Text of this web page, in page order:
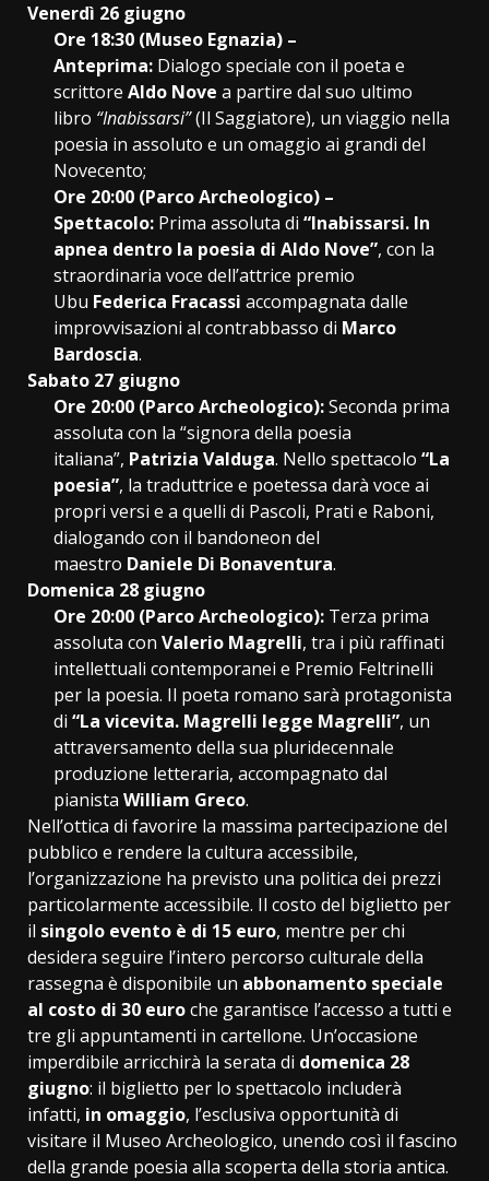
Venerdì 26 giugno
Ore 18:30 (Museo Egnazia) –
Anteprima: Dialogo speciale con il poeta e
scrittore Aldo Nove a partire dal suo ultimo
libro “Inabissarsi”(Il Saggiatore), un viaggio nella
poesia in assoluto e un omaggio ai grandi del
Novecento;
Ore 20:00 (Parco Archeologico) –
Spettacolo: Prima assoluta di “Inabissarsi. In
apnea dentro la poesia di Aldo Nove”, con la
straordinaria voce dell’attrice premio
Ubu Federica Fracassi accompagnata dalle
improvvisazioni al contrabbasso di Marco
Bardoscia.
Sabato 27 giugno
Ore 20:00 (Parco Archeologico):Seconda prima
assoluta con la “signora della poesia
italiana”, Patrizia Valduga. Nello spettacolo “La
poesia”, la traduttrice e poetessa darà voce ai
propri versi e a quelli di Pascoli, Prati e Raboni,
dialogando con il bandoneon del
maestro Daniele Di Bonaventura.
Domenica 28 giugno
Ore 20:00 (Parco Archeologico): Terza prima
assoluta con Valerio Magrelli, tra i più raffinati
intellettuali contemporanei e Premio Feltrinelli
per la poesia. Il poeta romano sarà protagonista
di “La vicevita. Magrelli legge Magrelli”, un
attraversamento della sua pluridecennale
produzione letteraria, accompagnato dal
pianista William Greco.
Nell’ottica di favorire la massima partecipazione del
pubblico e rendere la cultura accessibile,
l’organizzazione ha previsto una politica dei prezzi
particolarmente accessibile. Il costo del biglietto per
il singolo evento è di 15 euro, mentre per chi
desidera seguire l’intero percorso culturale della
rassegna è disponibile un abbonamento speciale
al costo di 30 euroche garantisce l’accesso a tutti e
tre gli appuntamenti in cartellone. Un’occasione
imperdibile arricchirà la serata di domenica 28
giugno: il biglietto per lo spettacolo includerà
infatti, in omaggio, l’esclusiva opportunità di
visitare il Museo Archeologico, unendo così il fascino
della grande poesia alla scoperta della storia antica.